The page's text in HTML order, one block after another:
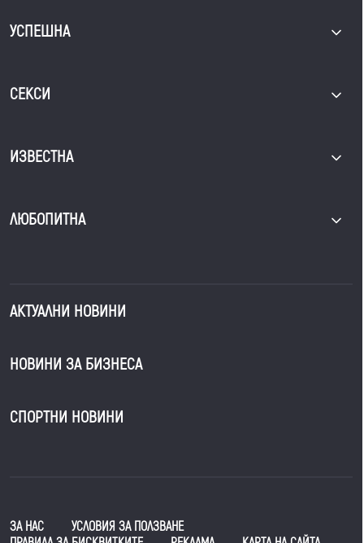
УСПЕШНА
СЕКСИ
ИЗВЕСТНА
ЛЮБОПИТНА
АКТУАЛНИ НОВИНИ
НОВИНИ ЗА БИЗНЕСА
СПОРТНИ НОВИНИ
ЗА НАС
УСЛОВИЯ ЗА ПОЛЗВАНЕ